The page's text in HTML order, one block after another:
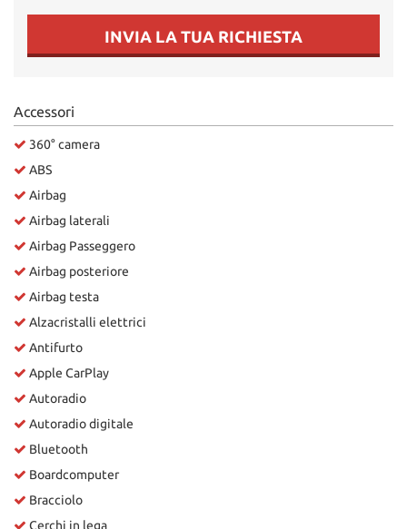
INVIA LA TUA RICHIESTA
Accessori
360° camera
ABS
Airbag
Airbag laterali
Airbag Passeggero
Airbag posteriore
Airbag testa
Alzacristalli elettrici
Antifurto
Apple CarPlay
Autoradio
Autoradio digitale
Bluetooth
Boardcomputer
Bracciolo
Cerchi in lega